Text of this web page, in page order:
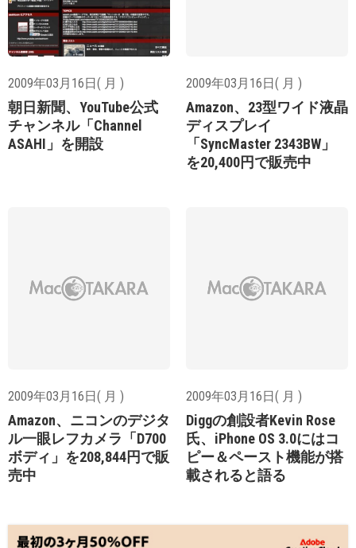
2009年03月16日( 月 )
朝日新聞、YouTube公式
チャンネル「Channel
ASAHI」を開設
2009年03月16日( 月 )
Amazon、23型ワイド液晶
ディスプレイ
「SyncMaster 2343BW」
を20,400円で販売中
2009年03月16日( 月 )
Amazon、ニコンのデジタ
ル一眼レフカメラ「D700
ボディ」を208,844円で販
売中
2009年03月16日( 月 )
Diggの創設者Kevin Rose
氏、iPhone OS 3.0にはコ
ピー＆ペースト機能が搭
載されると語る